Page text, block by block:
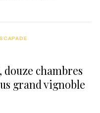
douze chambres
grand vignoble